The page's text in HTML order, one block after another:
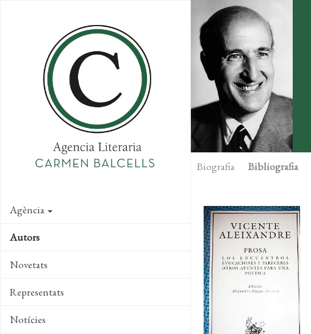
Agència
Autors
Novetats
Representats
Notícies
Biografia Bibliografia